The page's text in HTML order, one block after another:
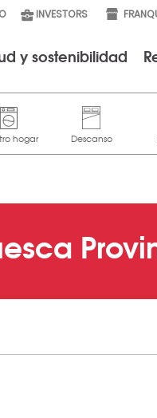
INVESTORS
y sostenibilidad